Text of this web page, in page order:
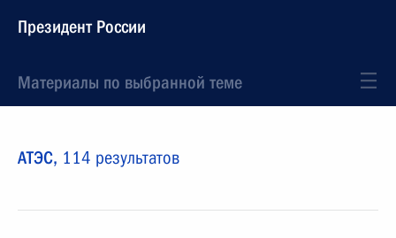
Президент России
Материалы по выбранной теме
АТЭС, 114 результатов